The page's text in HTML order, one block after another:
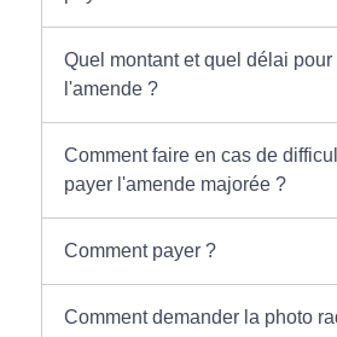
Quel montant et quel délai pour
l'amende ?
Comment faire en cas de
payer l'amende majorée ?
Comment payer ?
Comment demander la photo